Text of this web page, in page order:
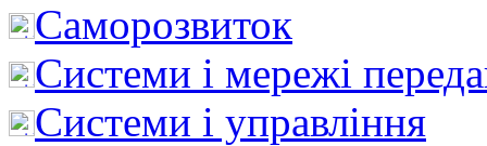
Саморозвиток
Системи і мережі
Системи і управління